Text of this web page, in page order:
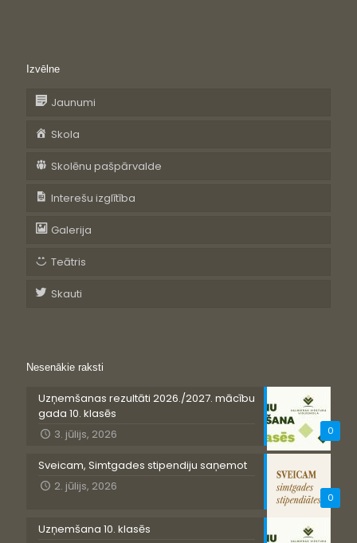
Izvēlne
Jaunumi
Skola
Skolēnu pašpārvalde
Interešu izglītība
Galerija
Teātris
Skauti
Nesenākie raksti
0
Uzņemšanas rezultāti 2026./2027. mācību
gada 10. klasēs
3. jūlijs, 2026
0
Sveicam, Simtgades stipendiju saņemot
2. jūlijs, 2026
Uzņemšana 10. klasēs